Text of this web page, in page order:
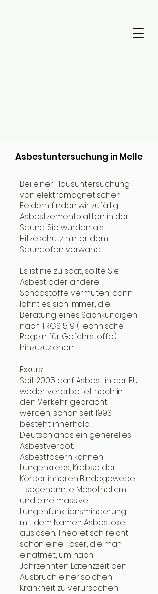
Asbestuntersuchung in Melle
Bei einer Hausuntersuchung
von elektromagnetischen
Feldern finden wir zufällig
Asbestzementplatten in der
Sauna. Sie wurden als
Hitzeschutz hinter dem
Saunaofen verwandt.
Es ist nie zu spät, sollte Sie
Asbest oder andere
Schadstoffe vermuten, dann
lohnt es sich immer, die
Beratung eines Sachkundigen
nach TRGS 519 (Technische
Regeln für Gefahrstoffe)
hinzuzuziehen.
Exkurs:
Seit 2005 darf Asbest in der EU
weder verarbeitet noch in
den Verkehr gebracht
werden, schon seit 1993
besteht innerhalb
Deutschlands ein generelles
Asbestverbot.
Asbestfasern können
Lungenkrebs, Krebse der
Körper inneren Bindegewebe
- sogenannte Mesotheliom,
und eine massive
Lungenfunktionsminderung
mit dem Namen Asbestose
auslösen. Theoretisch reicht
schon eine Faser, die man
einatmet, um nach
Jahrzehnten Latenzzeit den
Ausbruch einer solchen
Krankheit zu verursachen.